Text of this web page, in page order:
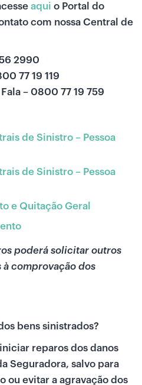
aqui o Portal do
com nossa Central de
2990
77 19 119
– 0800 77 19 759
de Sinistro – Pessoa
de Sinistro – Pessoa
e Quitação Geral
poderá solicitar outros
comprovação dos
bens sinistrados?
reparos dos danos
Seguradora, salvo para
ou evitar a agravação dos